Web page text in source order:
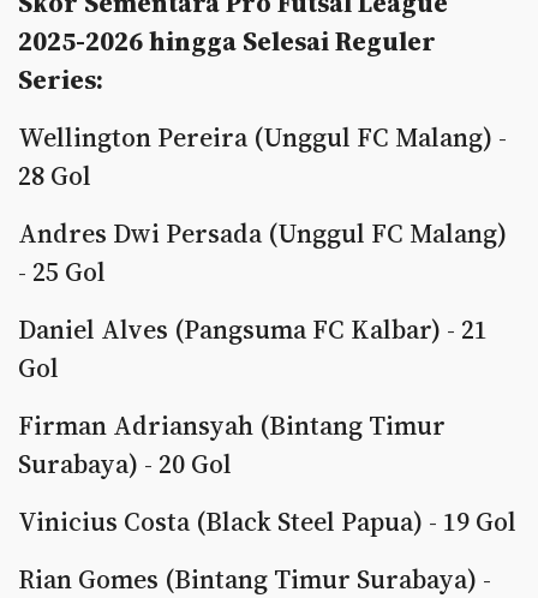
2025-2026 hingga Selesai Reguler
Series:
Wellington Pereira (Unggul FC Malang) -
28 Gol
Andres Dwi Persada (Unggul FC Malang)
- 25 Gol
Daniel Alves (Pangsuma FC Kalbar) - 21
Gol
Firman Adriansyah (Bintang Timur
Surabaya) - 20 Gol
Vinicius Costa (Black Steel Papua) - 19 Gol
Rian Gomes (Bintang Timur Surabaya) -